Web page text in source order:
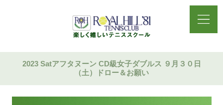
2023 Satアフタヌーン CD級女子ダブルス ９月３０日
（土）ドロー＆お願い